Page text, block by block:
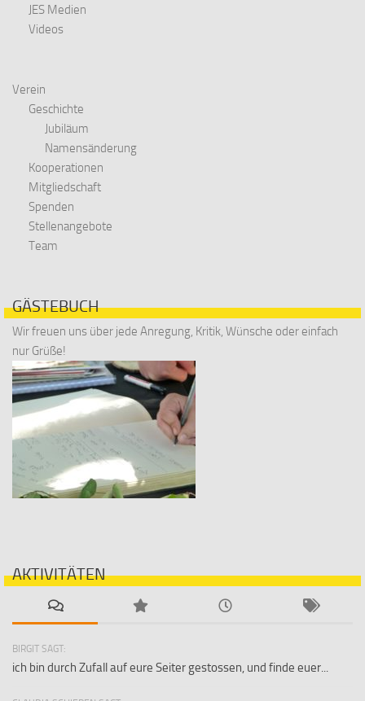
JES Medien
Videos
Verein
Geschichte
Jubiläum
Namensänderung
Kooperationen
Mitgliedschaft
Spenden
Stellenangebote
Team
GÄSTEBUCH
Wir freuen uns über jede Anregung, Kritik, Wünsche oder einfach
nur Grüße!
AKTIVITÄTEN
BIRGIT SAGT:
ich bin durch Zufall auf eure Seiter gestossen, und finde euer...